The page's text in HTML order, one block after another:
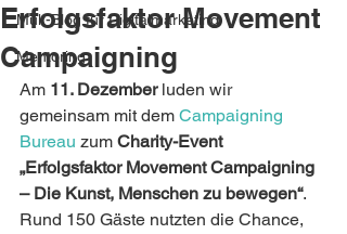
Muk-Blog für Digitalmarketing
Mentoring
Erfolgsfaktor Movement
Campaigning
Am 11. Dezember luden wir
gemeinsam mit dem Campaigning
Bureau zum Charity-Event
„Erfolgsfaktor Movement Campaigning
– Die Kunst, Menschen zu bewegen“.
Rund 150 Gäste nutzten die Chance,